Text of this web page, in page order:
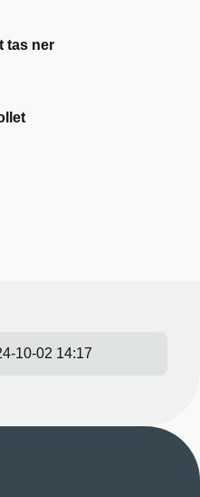
tas ner
10-02 14:17